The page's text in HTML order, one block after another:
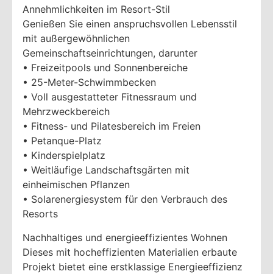
Annehmlichkeiten im Resort-Stil
Genießen Sie einen anspruchsvollen Lebensstil
mit außergewöhnlichen
Gemeinschaftseinrichtungen, darunter
• Freizeitpools und Sonnenbereiche
• 25-Meter-Schwimmbecken
• Voll ausgestatteter Fitnessraum und
Mehrzweckbereich
• Fitness- und Pilatesbereich im Freien
• Petanque-Platz
• Kinderspielplatz
• Weitläufige Landschaftsgärten mit
einheimischen Pflanzen
• Solarenergiesystem für den Verbrauch des
Resorts
Nachhaltiges und energieeffizientes Wohnen
Dieses mit hocheffizienten Materialien erbaute
Projekt bietet eine erstklassige Energieeffizienz